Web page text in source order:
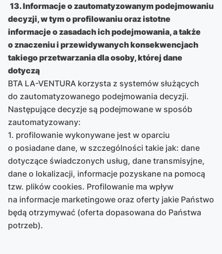
13. Informacje o zautomatyzowanym podejmowaniu
decyzji, w tym o profilowaniu oraz istotne
informacje o zasadach ich podejmowania, a także
o znaczeniu i przewidywanych konsekwencjach
takiego przetwarzania dla osoby, której dane
dotyczą
BTA LA-VENTURA korzysta z systemów służących
do zautomatyzowanego podejmowania decyzji.
Następujące decyzje są podejmowane w sposób
zautomatyzowany:
1. profilowanie wykonywane jest w oparciu
o posiadane dane, w szczególności takie jak: dane
dotyczące świadczonych usług, dane transmisyjne,
dane o lokalizacji, informacje pozyskane na pomocą
tzw. plików cookies. Profilowanie ma wpływ
na informacje marketingowe oraz oferty jakie Państwo
będą otrzymywać (oferta dopasowana do Państwa
potrzeb).